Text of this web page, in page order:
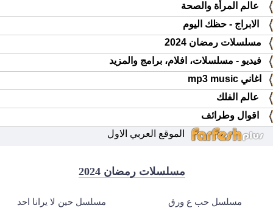
عالم المرأة والصحة
الابراج - حظك اليوم
مسلسلات رمضان 2024
فيديو - مسلسلات، افلام، برامج والمزيد
اغاني mp3 music
عالم الفلك
اقوال وطرائف
الموقع العربي الاول
مسلسلات رمضان 2024
مسلسل حب ع ورق مسلسل حين لا يرانا احد